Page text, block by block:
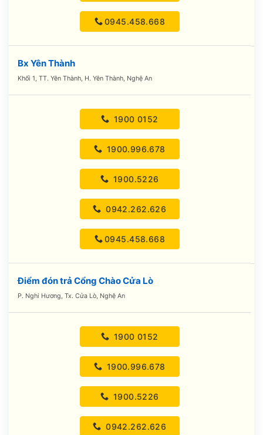
0945.458.668
Bx Yên Thành
Khối 1, TT. Yên Thành, H. Yên Thành, Nghệ An
1900 0152
1900.996.678
1900.5226
0942.262.626
0945.458.668
Điểm đón trả Cổng Chào Cửa Lò
P. Nghi Hương, Tx. Cửa Lò, Nghệ An
1900 0152
1900.996.678
1900.5226
0942.262.626